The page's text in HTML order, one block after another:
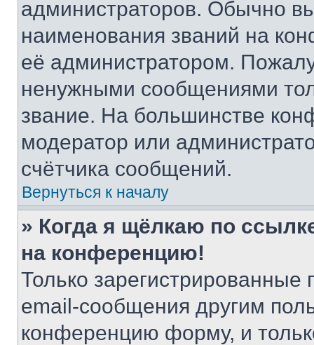
администраторов. Обычно
наименования званий на
её администратором.
ненужными сообщениями
звание. На большинстве
модератор или
счётчика сообщений.
Вернуться к началу
» Когда я щёлкаю по
на конференцию!
Только зарегистрированные
email-сообщения другим
конференцию форму, и